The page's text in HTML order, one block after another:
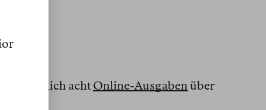
wir jährlich achtOnline-Ausgabenüber